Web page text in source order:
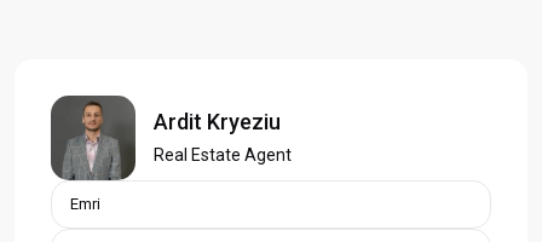
Ardit Kryeziu
Real Estate Agent